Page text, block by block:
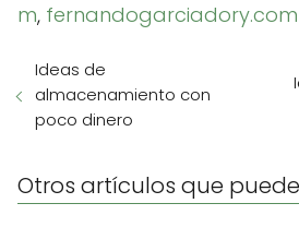
m, fernandogarciadory.com
Ideas de
almacenamiento con
poco dinero
Otros artículos que